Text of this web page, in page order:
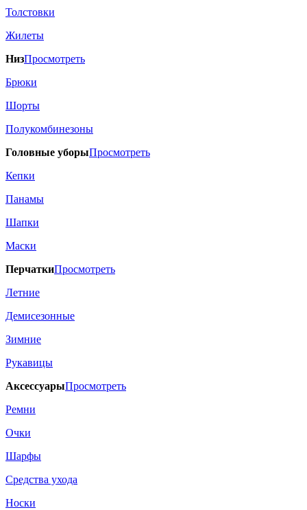
Толстовки
Жилеты
НизПросмотреть
Брюки
Шорты
Полукомбинезоны
Головные уборыПросмотреть
Кепки
Панамы
Шапки
Маски
ПерчаткиПросмотреть
Летние
Демисезонные
Зимние
Рукавицы
АксессуарыПросмотреть
Ремни
Очки
Шарфы
Средства ухода
Носки